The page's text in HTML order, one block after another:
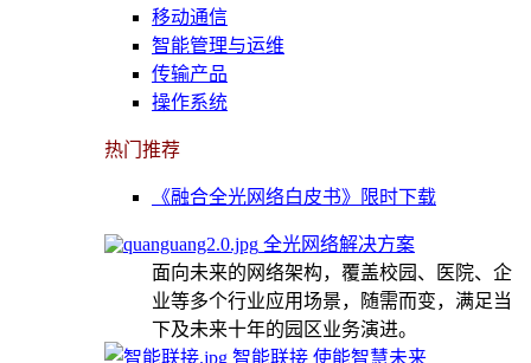
移动通信
智能管理与运维
传输产品
操作系统
热门推荐
《融合全光网络白皮书》限时下载
全光网络解决方案
面向未来的网络架构，覆盖校园、医院、企
业等多个行业应用场景，随需而变，满足当
下及未来十年的园区业务演进。
智能联接 使能智慧未来